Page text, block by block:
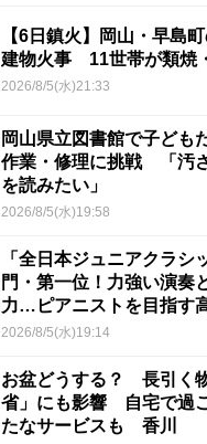
【6日鎮火】岡山・早島
建物火事 11世帯が類焼
2026/8/5(水)21:33
岡山県立図書館で子ども
作業・修理に挑戦 「汚
を読みたい」
2026/8/5(水)19:58
「全日本ジュニアクラシ
門・第一位！力強い演奏
力…ピアニストを目指す
【青春のキセキ】
2026/8/5(水)19:14
お盆どうする？ 長引く
省」にも影響 自宅で過
たなサービスも 香川